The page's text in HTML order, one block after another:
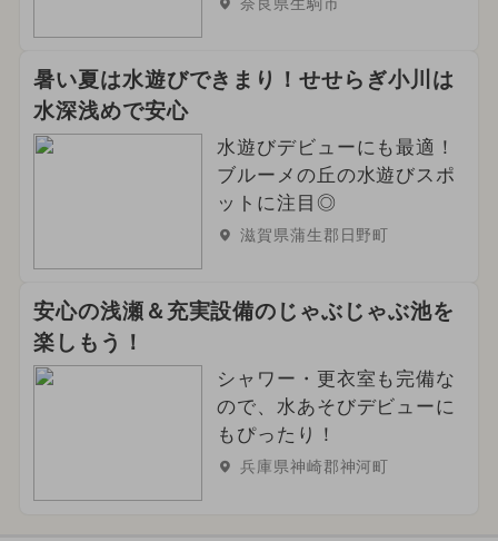
2026年4月のイベント
2025年5月のイベント
冬休み
2024年2月のイベント
職業体験
奈良県生駒市
暑い夏は水遊びできまり！せせらぎ小川は
水深浅めで安心
水遊びデビューにも最適！
ブルーメの丘の水遊びスポ
ットに注目◎
滋賀県蒲生郡日野町
安心の浅瀬＆充実設備のじゃぶじゃぶ池を
楽しもう！
シャワー・更衣室も完備な
ので、水あそびデビューに
もぴったり！
兵庫県神崎郡神河町